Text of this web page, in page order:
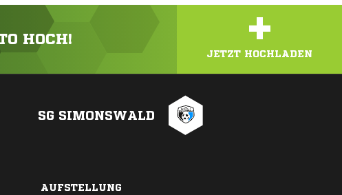
HOCH! +
JETZT HOCHLADEN
SG SIMONSWALD
AUFSTELLUNG